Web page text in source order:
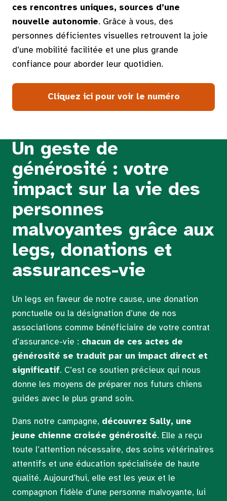
ces rencontres uniques, sources d’une
nouvelle autonomie. Grâce à vous, des
personnes déficientes visuelles retrouvent la joie
d’une mobilité facilitée et une plus grande
confiance pour aborder leur quotidien.
Cliquez ici pour voir le numéro
Un geste de
générosité : votre
impact sur la vie des
personnes
malvoyantes grâce aux
legs, donations et
assurances-vie
Un legs en faveur de notre cause, une donation
ponctuelle ou la désignation d’une de nos
associations comme bénéficiaire de votre contrat
d’assurance-vie : chacun de ces actes de
générosité se traduit par un impact direct et
significatif. C’est ce soutien précieux qui nous
donne les moyens de préparer nos futurs chiens
guides avec le plus grand soin.
Dans notre campagne, découvrez Sally, une
jeune chienne croisée générosité. Elle a reçu
toute l’attention nécessaire, des soins vétérinaires
attentifs et une éducation spécialisée de haute
qualité. Aujourd’hui, elle est les yeux et le
compagnon fidèle d’une personne malvoyante, lui